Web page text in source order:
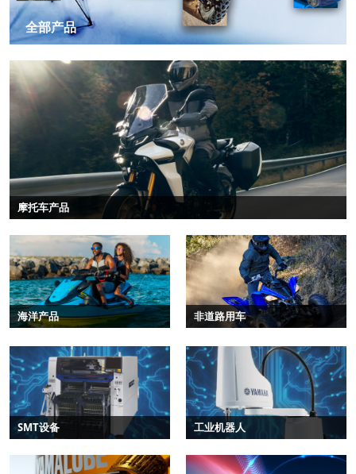
全部产品
摩托车产品
海洋产品 非道路用车
SMT设备 工业机器人